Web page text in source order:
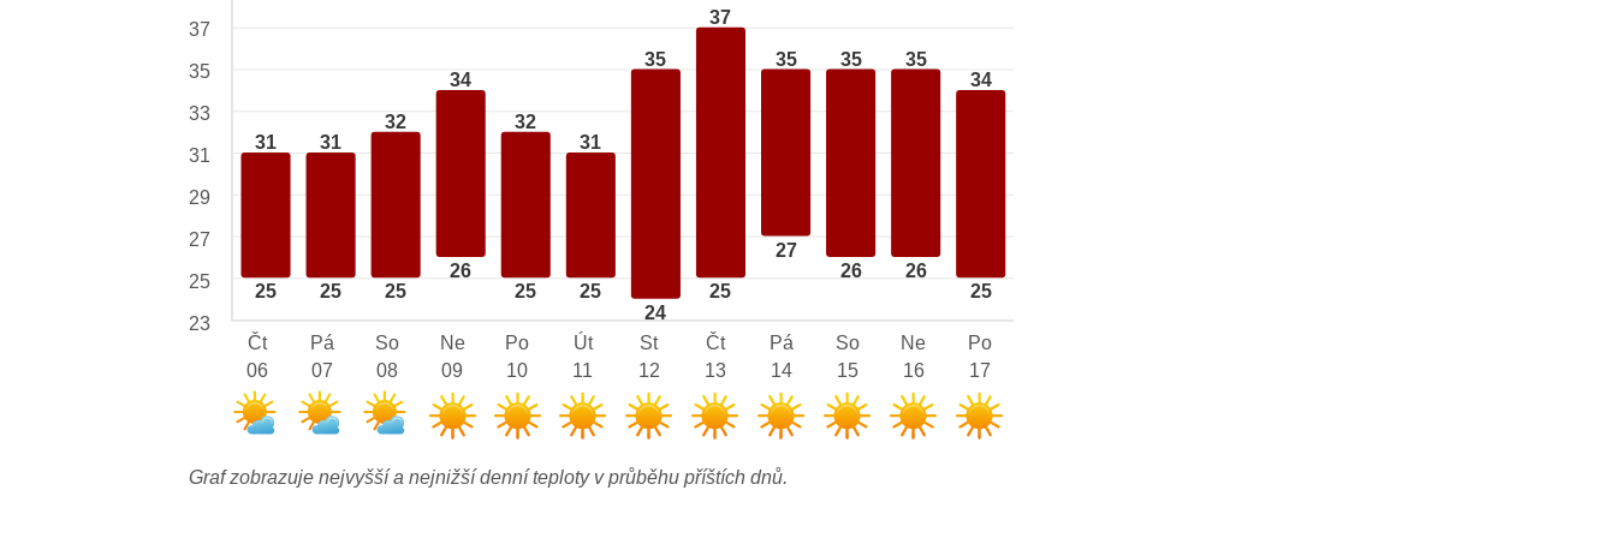
31
25
31
25
32
25
34
26
32
25
31
25
35
24
37
25
35
27
35
26
35
26
34
25
37
35
33
31
29
27
25
23
Čt
06
Pá
07
So
08
Ne
09
Po
10
Út
11
St
12
Čt
13
Pá
14
So
15
Ne
16
Po
17
Graf zobrazuje nejvyšší a nejnižší denní teploty v průběhu příštích dnů.